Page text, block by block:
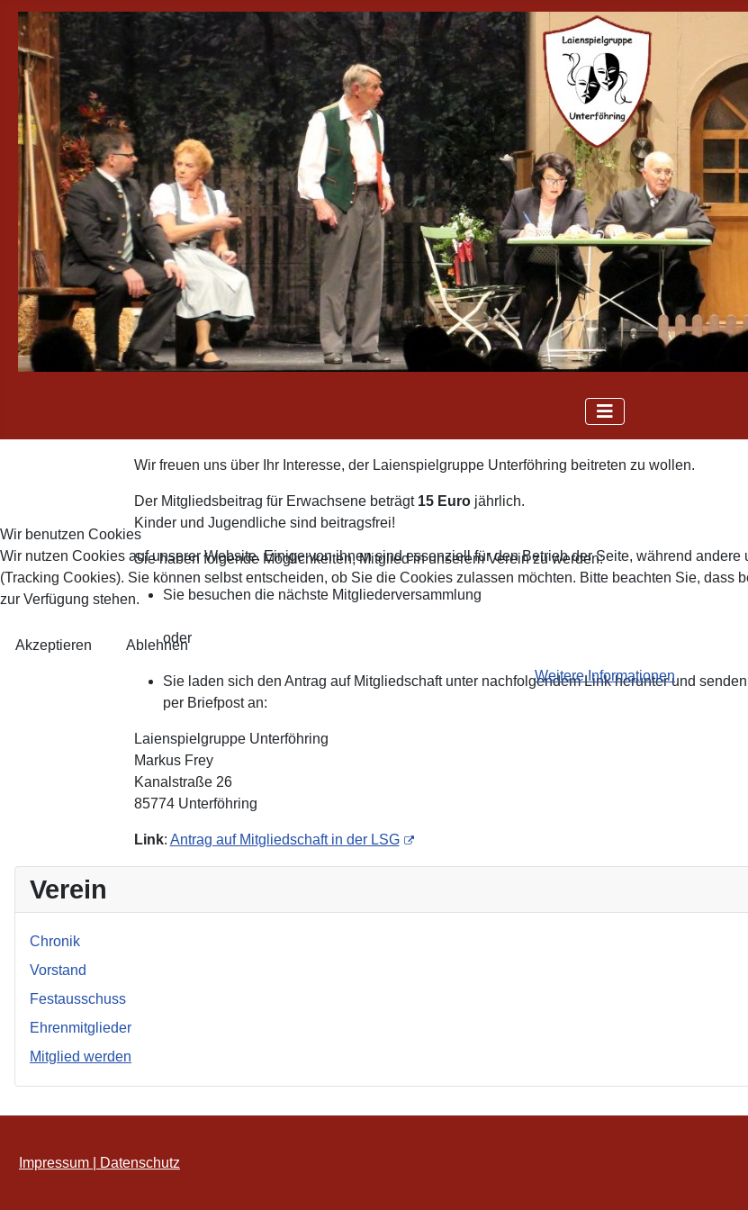
Verein
Chronik
Vorstand
Festausschuss
Ehrenmitglieder
Mitglied werden
Wir freuen uns über Ihr Interesse, der Laienspielgruppe Unterföhring beitreten zu wollen.
Der Mitgliedsbeitrag für Erwachsene beträgt 15 Euro jährlich.
Kinder und Jugendliche sind beitragsfrei!
Sie haben folgende Möglichkeiten, Mitglied in unserem Verein zu werden:
Sie besuchen die nächste Mitgliederversammlung
oder
Sie laden sich den Antrag auf Mitgliedschaft unter nachfolgendem Link herunter und
per Briefpost an:
Laienspielgruppe Unterföhring
Markus Frey
Kanalstraße 26
85774 Unterföhring
Link: Antrag auf Mitgliedschaft in der LSG
Impressum | Datenschutz
Wir benutzen Cookies
Wir nutzen Cookies auf unserer Website. Einige von ihnen sind essenziell für den Betrieb der Seite, während
(Tracking Cookies). Sie können selbst entscheiden, ob Sie die Cookies zulassen möchten. Bitte beachten Sie,
zur Verfügung stehen.
Akzeptieren Ablehnen
Weitere Informationen